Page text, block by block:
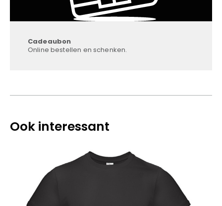
Cadeaubon
Online bestellen en schenken.
Ook interessant